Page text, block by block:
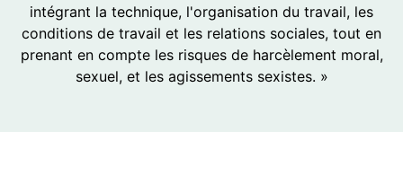
intégrant la technique, l'organisation du travail, les
conditions de travail et les relations sociales, tout en
prenant en compte les risques de harcèlement moral,
sexuel, et les agissements sexistes. »